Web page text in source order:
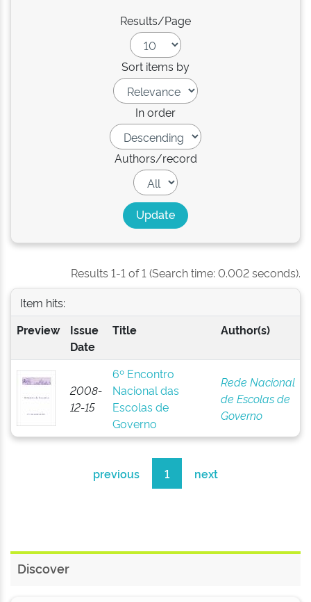
Results/Page
Sort items by
In order
Authors/record
Results 1-1 of 1 (Search time: 0.002 seconds).
Item hits:
Preview
Issue
Date
Title Author(s)
2008-
12-15
6º Encontro
Nacional das
Escolas de
Governo
Rede Nacional
de Escolas de
Governo
previous 1 next
Discover